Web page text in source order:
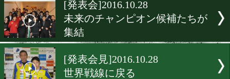
絶対獲って世界につなげま
[メキシコ情報]2016.10.29
川島 57.1キロでパス